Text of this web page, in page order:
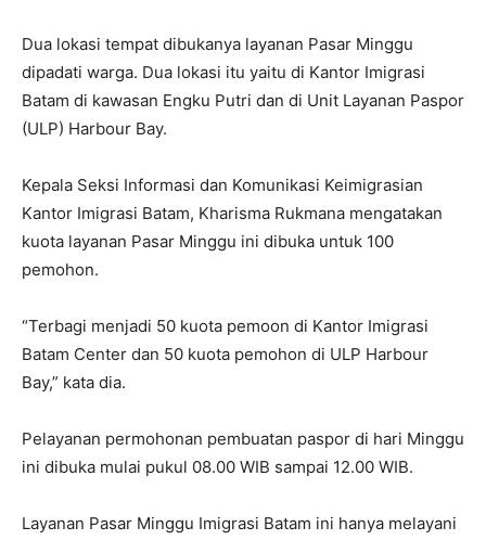
Dua lokasi tempat dibukanya layanan Pasar Minggu
dipadati warga. Dua lokasi itu yaitu di Kantor Imigrasi
Batam di kawasan Engku Putri dan di Unit Layanan Paspor
(ULP) Harbour Bay.
Kepala Seksi Informasi dan Komunikasi Keimigrasian
Kantor Imigrasi Batam, Kharisma Rukmana mengatakan
kuota layanan Pasar Minggu ini dibuka untuk 100
pemohon.
“Terbagi menjadi 50 kuota pemoon di Kantor Imigrasi
Batam Center dan 50 kuota pemohon di ULP Harbour
Bay,” kata dia.
Pelayanan permohonan pembuatan paspor di hari Minggu
ini dibuka mulai pukul 08.00 WIB sampai 12.00 WIB.
Layanan Pasar Minggu Imigrasi Batam ini hanya melayani